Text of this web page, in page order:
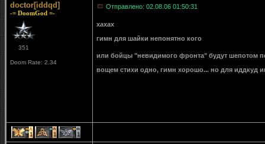
doctor[iddqd]
-= DoomGod =-
351
Doom Rate: 2.34
Отправлено: 02.08.06 01:50:31
хахах
гимн для шайки непонятно кого
или бойцы "невидимого фронта" будут шепотом
вощем стихи одно, гимн хорошо... но для иддкуд
1 1 1